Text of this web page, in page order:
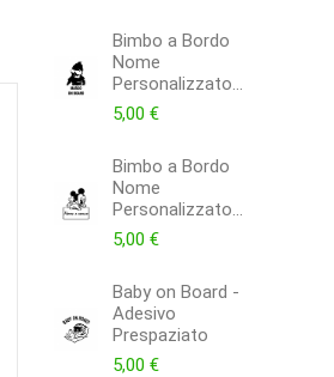
Bimbo a Bordo
Nome
Personalizzato...
5,00 €
Bimbo a Bordo
Nome
Personalizzato...
5,00 €
Baby on Board -
Adesivo
Prespaziato
5,00 €